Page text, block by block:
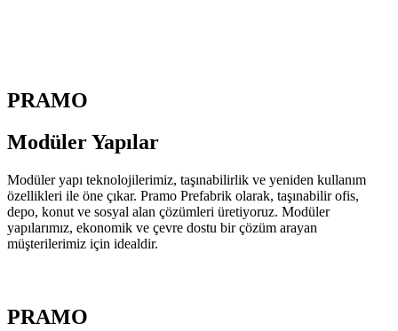
PRAMO
ModülerYapılar
Modüler yapı teknolojilerimiz, taşınabilirlik ve yeniden kullanım
özellikleri ile öne çıkar. Pramo Prefabrik olarak, taşınabilir ofis,
depo, konut ve sosyal alan çözümleri üretiyoruz. Modüler
yapılarımız, ekonomik ve çevre dostu bir çözüm arayan
müşterilerimiz için idealdir.
PRAMO